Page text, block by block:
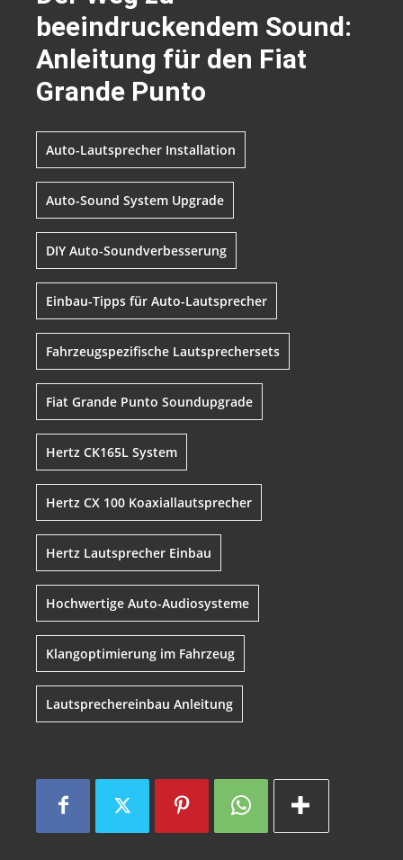
beeindruckendem Sound:
Anleitung für den Fiat
Grande Punto
Auto-Lautsprecher Installation
Auto-Sound System Upgrade
DIY Auto-Soundverbesserung
Einbau-Tipps für Auto-Lautsprecher
Fahrzeugspezifische Lautsprechersets
Fiat Grande Punto Soundupgrade
Hertz CK165L System
Hertz CX 100 Koaxiallautsprecher
Hertz Lautsprecher Einbau
Hochwertige Auto-Audiosysteme
Klangoptimierung im Fahrzeug
Lautsprechereinbau Anleitung